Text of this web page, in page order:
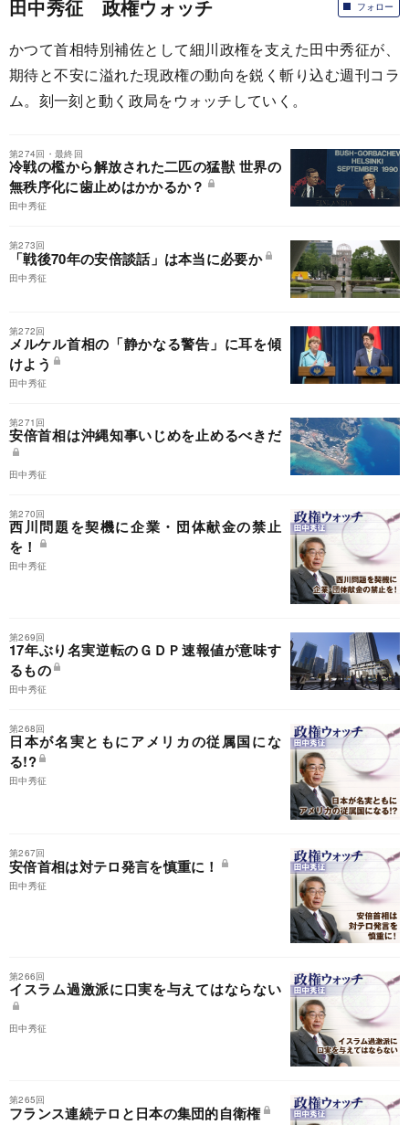
フォロー
田中秀征 政権ウォッチ
かつて首相特別補佐として細川政権を支えた田中秀征が、
期待と不安に溢れた現政権の動向を鋭く斬り込む週刊コラ
ム。刻一刻と動く政局をウォッチしていく。
第274回・最終回
冷戦の檻から解放された二匹の猛獣 世界の
無秩序化に歯止めはかかるか？
田中秀征
第273回
「戦後70年の安倍談話」は本当に必要か
田中秀征
第272回
メルケル首相の「静かなる警告」に耳を傾
けよう
田中秀征
第271回
安倍首相は沖縄知事いじめを止めるべきだ
田中秀征
第270回
西川問題を契機に企業・団体献金の禁止
を！
田中秀征
第269回
17年ぶり名実逆転のＧＤＰ速報値が意味す
るもの
田中秀征
第268回
日本が名実ともにアメリカの従属国にな
る!?
田中秀征
第267回
安倍首相は対テロ発言を慎重に！
田中秀征
第266回
イスラム過激派に口実を与えてはならない
田中秀征
第265回
フランス連続テロと日本の集団的自衛権